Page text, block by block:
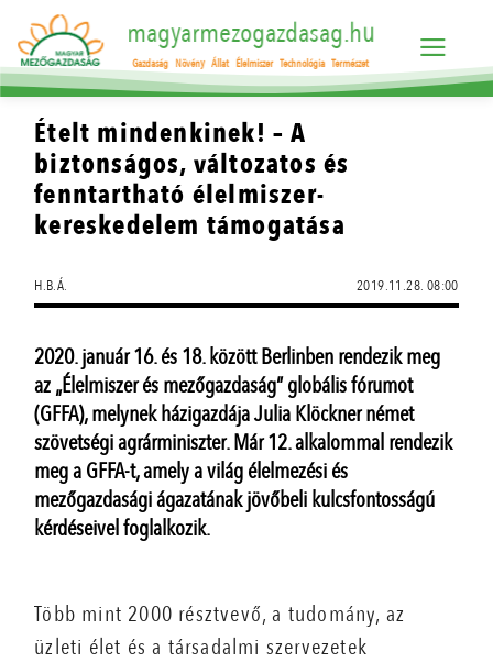
magyarmezogazdasag.hu
Gazdaság Növény Állat Élelmiszer Technológia Természet
Ételt mindenkinek! – A
biztonságos, változatos és
fenntartható élelmiszer-
kereskedelem támogatása
H.B.Á. 2019.11.28. 08:00
2020. január 16. és 18. között Berlinben rendezik meg
az „Élelmiszer és mezőgazdaság” globális fórumot
(GFFA), melynek házigazdája Julia Klöckner német
szövetségi agrárminiszter. Már 12. alkalommal rendezik
meg a GFFA-t, amely a világ élelmezési és
mezőgazdasági ágazatának jövőbeli kulcsfontosságú
kérdéseivel foglalkozik.
Több mint 2000 résztvevő, a tudomány, az
üzleti élet és a társadalmi szervezetek